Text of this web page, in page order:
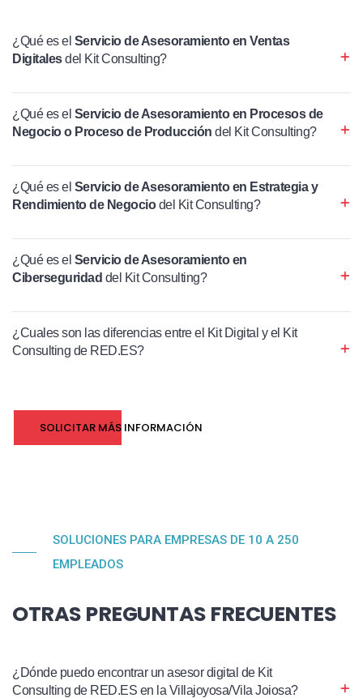
¿Qué es el Servicio de Asesoramiento en Ventas
Digitalesdel Kit Consulting?
¿Qué es el Servicio de Asesoramiento en Procesos de
Negocio o Proceso de Producción del Kit Consulting?
¿Qué es el Servicio de Asesoramiento en Estrategia y
Rendimiento de Negociodel Kit Consulting?
¿Qué es el Servicio de Asesoramiento en
Ciberseguridad del Kit Consulting?
¿Cuales son las diferencias entre el Kit Digital y el Kit
Consulting de RED.ES?
SOLICITAR MÁS INFORMACIÓN
SOLUCIONES PARA EMPRESAS DE 10 A 250
EMPLEADOS
OTRAS PREGUNTAS FRECUENTES
¿Dónde puedo encontrar un asesor digital de Kit
Consulting de RED.ES en la Villajoyosa/Vila Joiosa?